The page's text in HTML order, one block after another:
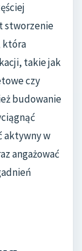
stworzenie
która
takie jak
czy
budowanie
aktywny w
angażować